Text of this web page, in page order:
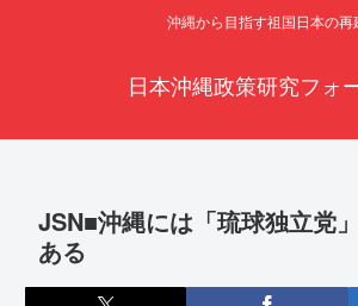
沖縄から目指す祖国日本の再
日本沖縄政策研究フォ
JSN■沖縄には「琉球独立党
ある